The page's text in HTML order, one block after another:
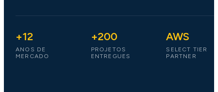
+12
ANOS DE
MERCADO
+200
PROJETOS
ENTREGUES
AWS
SELECT TIER
PARTNER